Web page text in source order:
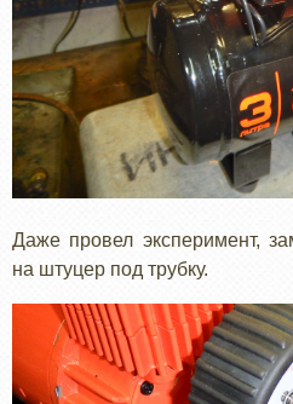
Даже провел эксперимент,
на штуцер под трубку.